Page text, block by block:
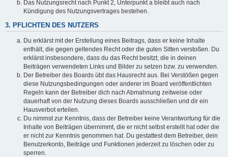
Das Nutzungsrecht nach Punkt 2, Unterpunkt a bleibt auch nach
Kündigung des Nutzungsvertrages bestehen.
3. PFLICHTEN DES NUTZERS
Du erklärst mit der Erstellung eines Beitrags, dass er keine Inhalte
enthält, die gegen geltendes Recht oder die guten Sitten verstoßen. Du
erklärst insbesondere, dass du das Recht besitzt, die in deinen
Beiträgen verwendeten Links und Bilder zu setzen bzw. zu verwenden.
Der Betreiber des Boards übt das Hausrecht aus. Bei Verstößen gegen
diese Nutzungsbedingungen oder anderer im Board veröffentlichten
Regeln kann der Betreiber dich nach Abmahnung zeitweise oder
dauerhaft von der Nutzung dieses Boards ausschließen und dir ein
Hausverbot erteilen.
Du nimmst zur Kenntnis, dass der Betreiber keine Verantwortung für die
Inhalte von Beiträgen übernimmt, die er nicht selbst erstellt hat oder die
er nicht zur Kenntnis genommen hat. Du gestattest dem Betreiber, dein
Benutzerkonto, Beiträge und Funktionen jederzeit zu löschen oder zu
sperren.